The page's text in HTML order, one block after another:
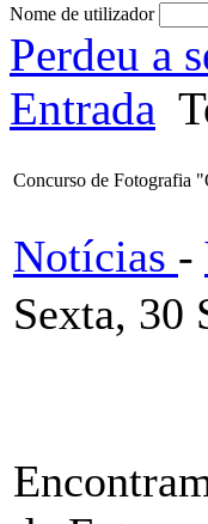
Nome de utilizador
Perdeu a
Entrada
Concurso de
Notícias -
Sexta, 30